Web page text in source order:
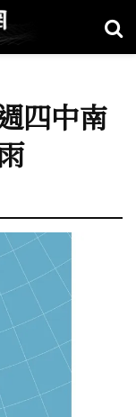
四中南